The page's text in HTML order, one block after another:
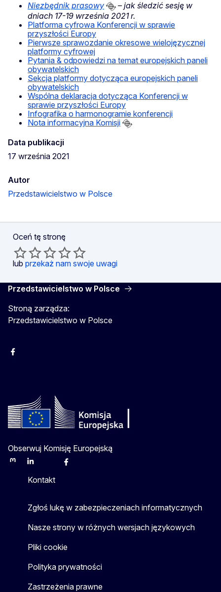
Niezbędnik prasowy
– jak śledzić sesję w
dniach 17-19 września 2021 r.
Platforma cyfrowa Konferencji w sprawie
przyszłości Europy
Pierwsze sprawozdanie okresowe wielojęzycznej
platformy cyfrowej
Pytania & odpowiedzi na temat europejskich paneli
obywatelskich
Sekcja platformy dotycząca europejskich paneli
obywatelskich
Wspólna deklaracja dotycząca Konferencji w
sprawie przyszłości Europy
Infografika o harmonogramie konferencji
Nota informacyjna Komisji
Data publikacji
17 września 2021
Autor
Przedstawicielstwo w Polsce
Oceń tę stronę
lub przekaż nam swoje uwagi
Przedstawicielstwo w Polsce
Stroną zarządza:
Przedstawicielstwo w Polsce
Facebook
Obserwuj Komisję Europejską
MastodonLinkedInBlueskyFacebook
Kontakt
Zgłoś lukę w zabezpieczeniach informatycznych
Nasze strony w różnych wersjach językowych
Pliki cookie
Polityka prywatności
Zastrzeżenia prawne